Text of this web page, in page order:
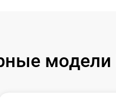
модели